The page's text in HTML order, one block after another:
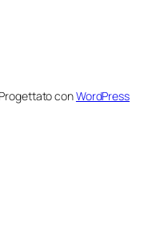
Progettato conWordPress